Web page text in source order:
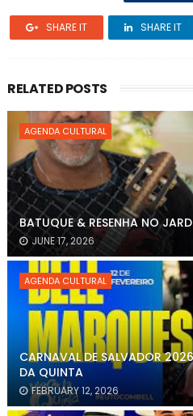
SHARE IT SHARE IT
RELATED POSTS
AGENDA CULTURAL
BATUQUE & RESENHA NO
JUNE 17, 2026
AGENDA CULTURAL
CARNAVAL DE SALVADOR
DA QUINTA
FEBRUARY 12, 2026